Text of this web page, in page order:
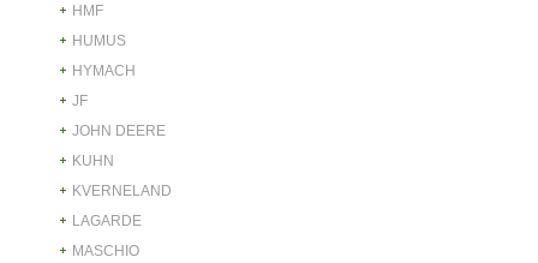
HMF
HUMUS
HYMACH
JF
JOHN DEERE
KUHN
KVERNELAND
LAGARDE
MASCHIO